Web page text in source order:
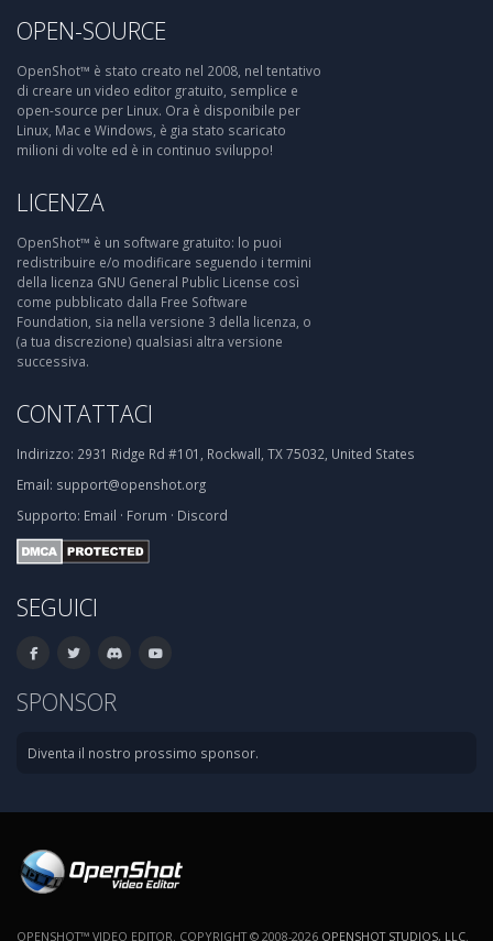
OPEN-SOURCE
OpenShot™ è stato creato nel 2008, nel tentativo
di creare un video editor gratuito, semplice e
open-source per Linux. Ora è disponibile per
Linux, Mac e Windows, è gia stato scaricato
milioni di volte ed è in continuo sviluppo!
LICENZA
OpenShot™ è un software gratuito: lo puoi
redistribuire e/o modificare seguendo i termini
della licenza GNU General Public License così
come pubblicato dalla Free Software
Foundation, sia nella versione 3 della licenza, o
(a tua discrezione) qualsiasi altra versione
successiva.
CONTATTACI
Indirizzo: 2931 Ridge Rd #101, Rockwall, TX 75032, United States
Email: support@openshot.org
Supporto: Email · Forum · Discord
SEGUICI
SPONSOR
Diventa il nostro prossimo sponsor.
OPENSHOT™ VIDEO EDITOR. COPYRIGHT © 2008-2026 OPENSHOT STUDIOS, LLC